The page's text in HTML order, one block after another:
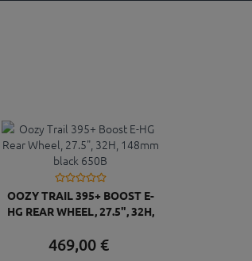
OOZY TRAIL 395+ BOOST E-
HG REAR WHEEL, 27.5", 32H,
469,00 €